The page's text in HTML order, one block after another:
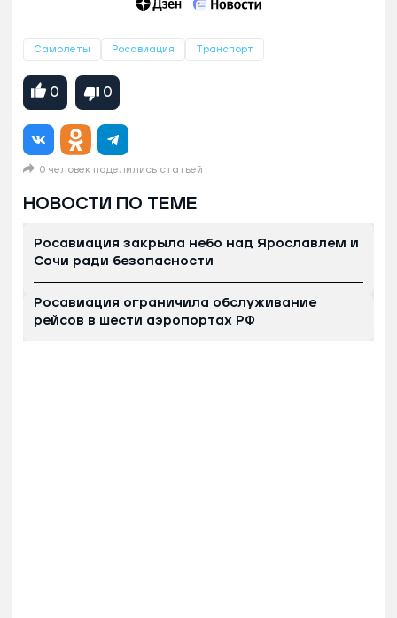
Самолеты Росавиация Транспорт
0 0
0 человек поделились статьей
НОВОСТИ ПО ТЕМЕ
Росавиация закрыла небо над Ярославлем и
Сочи ради безопасности
Росавиация ограничила обслуживание
рейсов в шести аэропортах РФ